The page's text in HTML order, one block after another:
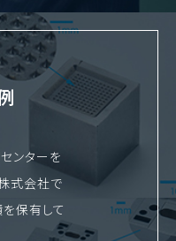
ンターを
式会社で
保有して